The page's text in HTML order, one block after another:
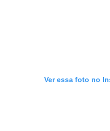
Ver essa foto no